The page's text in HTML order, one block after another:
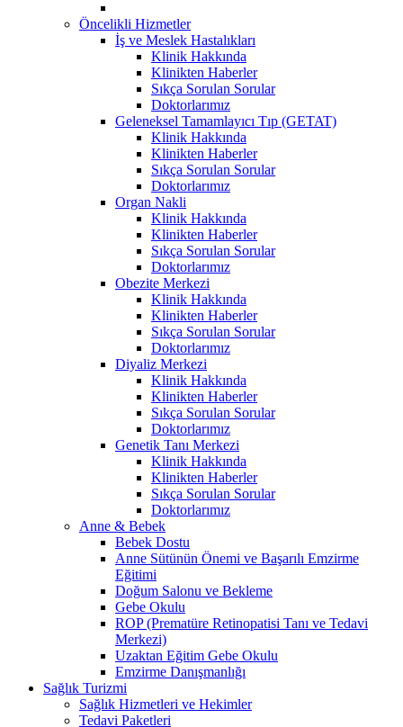
Öncelikli Hizmetler
İş ve Meslek Hastalıkları
Klinik Hakkında
Klinikten Haberler
Sıkça Sorulan Sorular
Doktorlarımız
Geleneksel Tamamlayıcı Tıp (GETAT)
Klinik Hakkında
Klinikten Haberler
Sıkça Sorulan Sorular
Doktorlarımız
Organ Nakli
Klinik Hakkında
Klinikten Haberler
Sıkça Sorulan Sorular
Doktorlarımız
Obezite Merkezi
Klinik Hakkında
Klinikten Haberler
Sıkça Sorulan Sorular
Doktorlarımız
Diyaliz Merkezi
Klinik Hakkında
Klinikten Haberler
Sıkça Sorulan Sorular
Doktorlarımız
Genetik Tanı Merkezi
Klinik Hakkında
Klinikten Haberler
Sıkça Sorulan Sorular
Doktorlarımız
Anne & Bebek
Bebek Dostu
Anne Sütünün Önemi ve Başarılı Emzirme
Eğitimi
Doğum Salonu ve Bekleme
Gebe Okulu
ROP (Prematüre Retinopatisi Tanı ve Tedavi
Merkezi)
Uzaktan Eğitim Gebe Okulu
Emzirme Danışmanlığı
Sağlık Turizmi
Sağlık Hizmetleri ve Hekimler
Tedavi Paketleri